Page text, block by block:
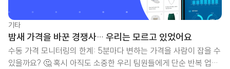
기타
밤새 가격을 바꾼 경쟁사… 우리는 모르고 있었어요
수동 가격 모니터링의 한계: 5분마다 변하는 가격을 사람이 잡을 수
있을까요? 🤔 혹시 아직도 소중한 우리 팀원들에게 단순 반복 업무